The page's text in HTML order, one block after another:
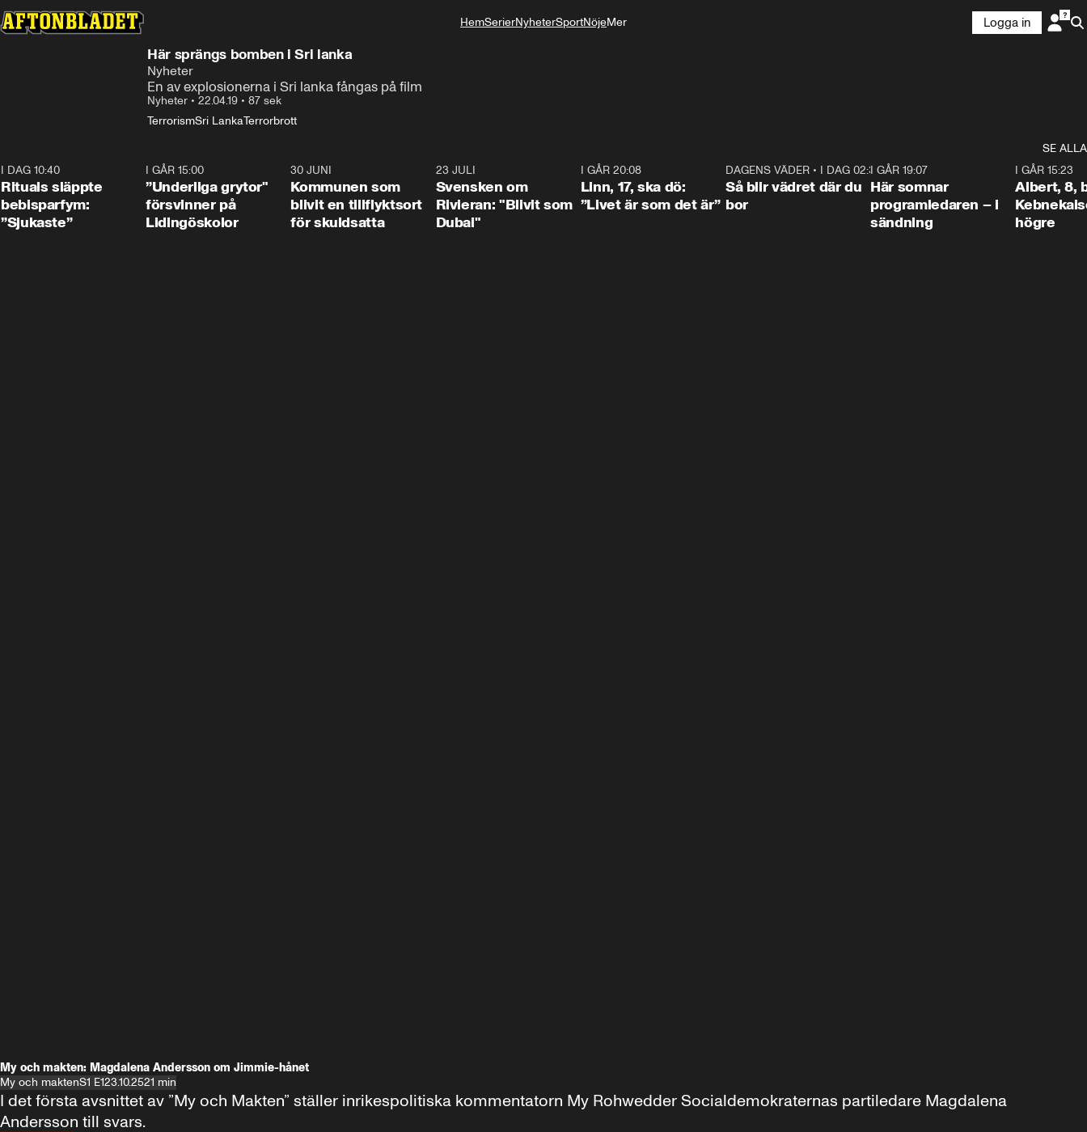
HemSerierNyheterSportNöjeMer
Logga in
Här sprängs bomben i Sri lanka
Nyheter
En av explosionerna i Sri lanka fångas på film
Nyheter • 22.04.19 • 87 sek
TerrorismSri LankaTerrorbrott
SE ALLA
I DAG 10:40
Rituals släppte
bebisparfym:
”Sjukaste”
1:07
I GÅR 15:00
”Underliga grytor"
försvinner på
Lidingöskolor
30 JUNI
Kommunen som
blivit en tillflyktsort
för skuldsatta
23 JULI
Svensken om
Rivieran: "Blivit som
Dubai"
I GÅR 20:08
Linn, 17, ska dö:
”Livet är som det är”
1:06
DAGENS VÄDER• I DAG 02:30
Så blir vädret där du
bor
I GÅR 19:07
Här somnar
programledaren – i
sändning
I GÅR 15:23
Albert, 8,
högre
My och makten: Magdalena Andersson om Jimmie-hånet
My och maktenS1 E123.10.2521 min
I det första avsnittet av ”My och Makten” ställer inrikespolitiska kommentatorn My Rohwedder Socialdemokraternas partiledare Magdalena
Andersson till svars.